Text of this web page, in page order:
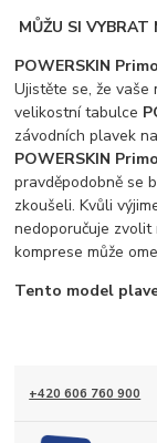
MŮŽU SI VYBRAT
POWERSKIN
Ujistěte se, že vaše
velikostní tabulce
závodních plavek
POWERSKIN
pravděpodobně se
zkoušeli. Kvůli
nedoporučuje
komprese může
Tento model
+420 606 760 900